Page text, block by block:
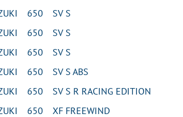
650 SV S
650 SV S
650 SV S
650 SV S ABS
650 SV S R RACING EDITION
650 XF FREEWIND